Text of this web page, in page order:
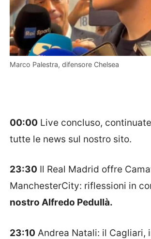
Marco Palestra, difensore Chelsea
00:00 Live concluso,
tutte le news sul nostro sito.
23:30 Il Real Madrid offre
ManchesterCity: riflessioni in
nostro Alfredo Pedullà.
23:10 Andrea Natali: il Cagliari,